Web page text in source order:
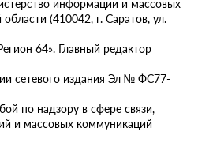
(410042, г. Саратов, ул.
64». Главный редактор
сетевого издания Эл № ФС77-
по надзору в сфере связи,
и массовых коммуникаций